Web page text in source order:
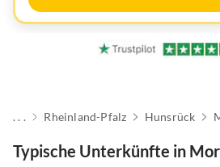
. . . Rheinland-Pfalz Hunsrück
Typische Unterkünfte in